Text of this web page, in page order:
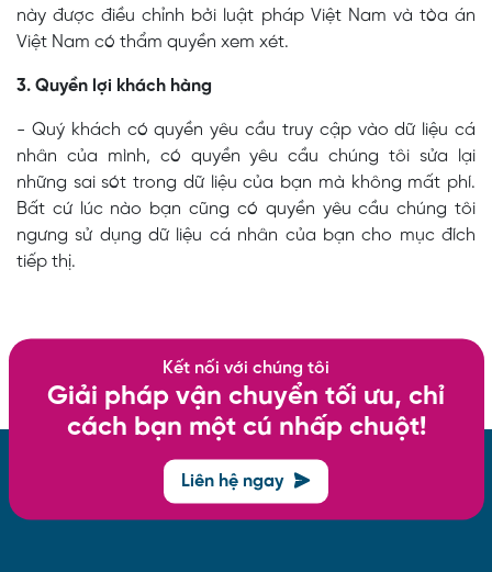
này được điều chỉnh bởi luật pháp Việt Nam và tòa án
Việt Nam có thẩm quyền xem xét.
3. Quyền lợi khách hàng
- Quý khách có quyền yêu cầu truy cập vào dữ liệu cá
nhân của mình, có quyền yêu cầu chúng tôi sửa lại
những sai sót trong dữ liệu của bạn mà không mất phí.
Bất cứ lúc nào bạn cũng có quyền yêu cầu chúng tôi
ngưng sử dụng dữ liệu cá nhân của bạn cho mục đích
tiếp thị.
Kết nối với chúng tôi
Giải pháp vận chuyển tối ưu, chỉ
cách bạn một cú nhấp chuột!
Liên hệ ngay